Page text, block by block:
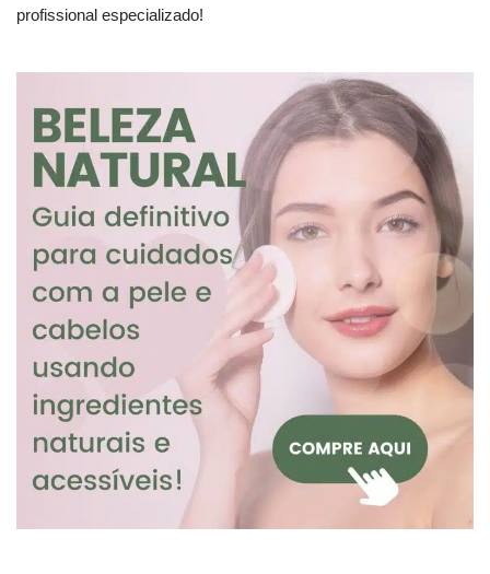
profissional especializado!